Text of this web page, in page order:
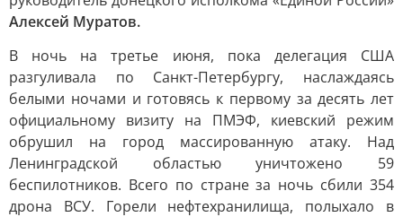
Алексей Муратов.
В ночь на третье июня, пока делегация США
разгуливала по Санкт-Петербургу, наслаждаясь
белыми ночами и готовясь к первому за десять лет
официальному визиту на ПМЭФ, киевский режим
обрушил на город массированную атаку. Над
Ленинградской областью уничтожено 59
беспилотников. Всего по стране за ночь сбили 354
дрона ВСУ. Горели нефтехранилища, полыхало в